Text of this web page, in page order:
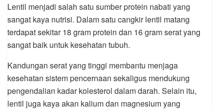
Lentil menjadi salah satu sumber protein nabati yang
sangat kaya nutrisi. Dalam satu cangkir lentil matang
terdapat sekitar 18 gram protein dan 16 gram serat yang
sangat baik untuk kesehatan tubuh.
Kandungan serat yang tinggi membantu menjaga
kesehatan sistem pencernaan sekaligus mendukung
pengendalian kadar kolesterol dalam darah. Selain itu,
lentil juga kaya akan kalium dan magnesium yang